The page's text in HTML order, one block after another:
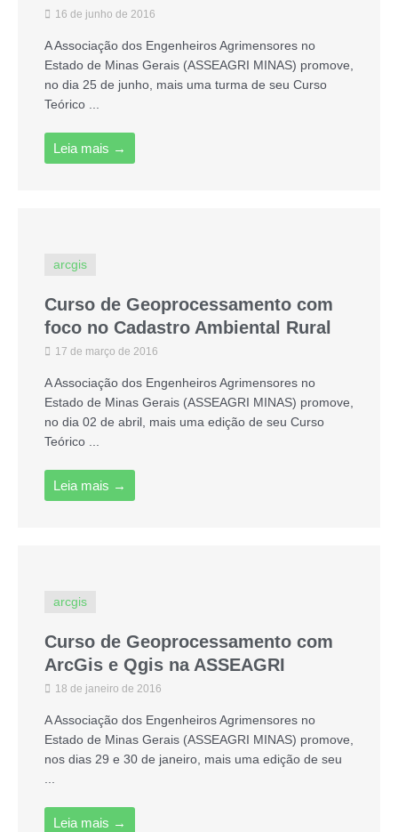
16 de junho de 2016
A Associação dos Engenheiros Agrimensores no
Estado de Minas Gerais (ASSEAGRI MINAS) promove,
no dia 25 de junho, mais uma turma de seu Curso
Teórico ...
Leia mais →
arcgis
Curso de Geoprocessamento com
foco no Cadastro Ambiental Rural
17 de março de 2016
A Associação dos Engenheiros Agrimensores no
Estado de Minas Gerais (ASSEAGRI MINAS) promove,
no dia 02 de abril, mais uma edição de seu Curso
Teórico ...
Leia mais →
arcgis
Curso de Geoprocessamento com
ArcGis e Qgis na ASSEAGRI
18 de janeiro de 2016
A Associação dos Engenheiros Agrimensores no
Estado de Minas Gerais (ASSEAGRI MINAS) promove,
nos dias 29 e 30 de janeiro, mais uma edição de seu
...
Leia mais →